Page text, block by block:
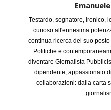
Testardo, sognatore, ironico,
curioso all'ennesima
continua ricerca del suo
Politiche e
diventare Giornalista
dipendente, appassionato
collaborazioni: dalla carta